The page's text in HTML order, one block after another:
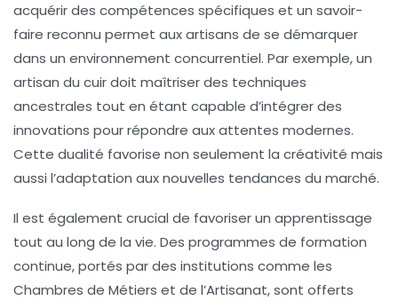
acquérir des compétences spécifiques et un savoir-
faire reconnu permet aux artisans de se démarquer
dans un environnement concurrentiel. Par exemple, un
artisan du cuir doit maîtriser des techniques
ancestrales tout en étant capable d’intégrer des
innovations pour répondre aux attentes modernes.
Cette dualité favorise non seulement la créativité mais
aussi l’adaptation aux nouvelles tendances du marché.
Il est également crucial de favoriser un apprentissage
tout au long de la vie. Des programmes de formation
continue, portés par des institutions comme les
Chambres de Métiers et de l’Artisanat, sont offerts